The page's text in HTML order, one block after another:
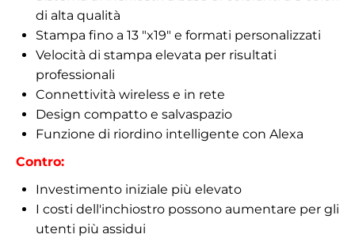
di alta qualità
Stampa fino a 13 "x19" e formati personalizzati
Velocità di stampa elevata per risultati
professionali
Connettività wireless e in rete
Design compatto e salvaspazio
Funzione di riordino intelligente con Alexa
Contro:
Investimento iniziale più elevato
I costi dell'inchiostro possono aumentare per gli
utenti più assidui